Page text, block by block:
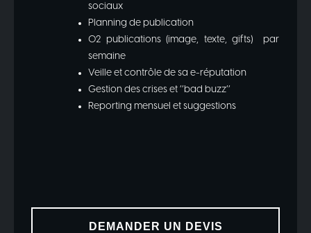
sociaux
Planning de publication
02 publications (image, texte, gifts) par
semaine
Veille et contrôle de sa e-réputation
Gestion des crises et ‘’bad buzz’’
Reporting mensuel et suggestions
DEMANDER UN DEVIS